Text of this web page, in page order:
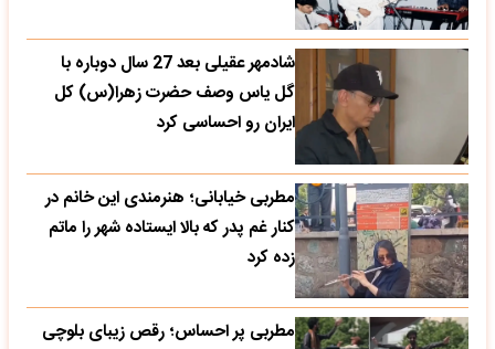
شادمهر عقیلی بعد 27 سال دوباره با
گل یاس وصف حضرت زهرا(س) کل
ایران رو احساسی کرد
مطربی خیابانی؛ هنرمندی این خانم در
کنار غم پدر که بالا ایستاده شهر را ماتم
زده کرد
مطربی پر احساس؛ رقص زیبای بلوچی